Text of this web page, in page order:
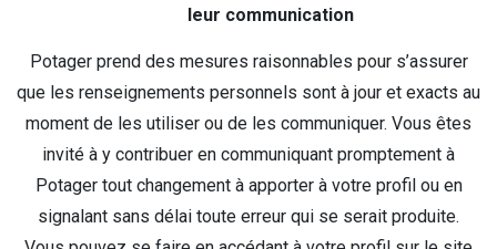
leur communication
Potager prend des mesures raisonnables pour s’assurer
que les renseignements personnels sont à jour et exacts au
moment de les utiliser ou de les communiquer. Vous êtes
invité à y contribuer en communiquant promptement à
Potager tout changement à apporter à votre profil ou en
signalant sans délai toute erreur qui se serait produite.